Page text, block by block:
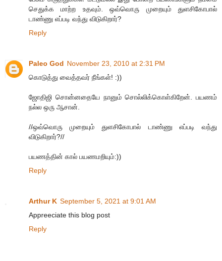
செதுக்க மாற்ற உதவும். ஒவ்வொரு முறையும் துளசிகோபால்
டாண்ணு எப்படி வந்து விடுகிறார்?
Reply
Paleo God November 23, 2010 at 2:31 PM
கொடுத்து வைத்தவர் நீங்கள்! :))
ஜோதிஜி சொன்னதையே நானும் சொல்லிக்கொள்கிறேன். பயணம்
நல்ல ஒரு ஆசான்.
//ஒவ்வொரு முறையும் துளசிகோபால் டாண்ணு எப்படி வந்து
விடுகிறார்?//
பயணத்தின் கால் பயணமறியும்:))
Reply
Arthur K September 5, 2021 at 9:01 AM
Appreeciate this blog post
Reply